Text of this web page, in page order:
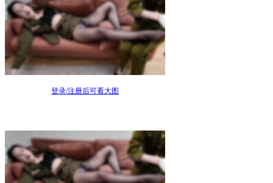
登录/注册后可看大图